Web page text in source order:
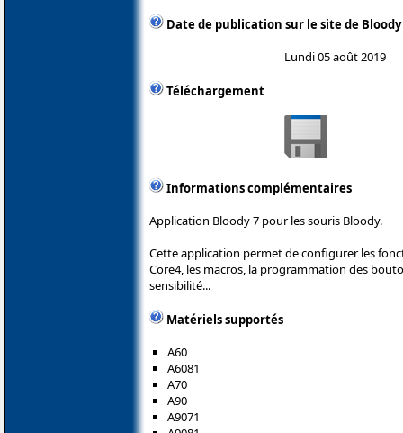
Date de publication sur le site de Bloody
Lundi 05 août 2019
Téléchargement
Informations complémentaires
Application Bloody 7 pour les souris Bloody.
Cette application permet de configurer les
Core4, les macros, la programmation des
sensibilité...
Matériels supportés
A60
A6081
A70
A90
A9071